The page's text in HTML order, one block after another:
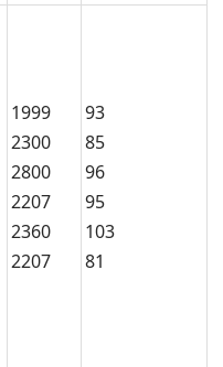
1999
2300
2800
2207
2360
2207
93
85
96
95
103
81